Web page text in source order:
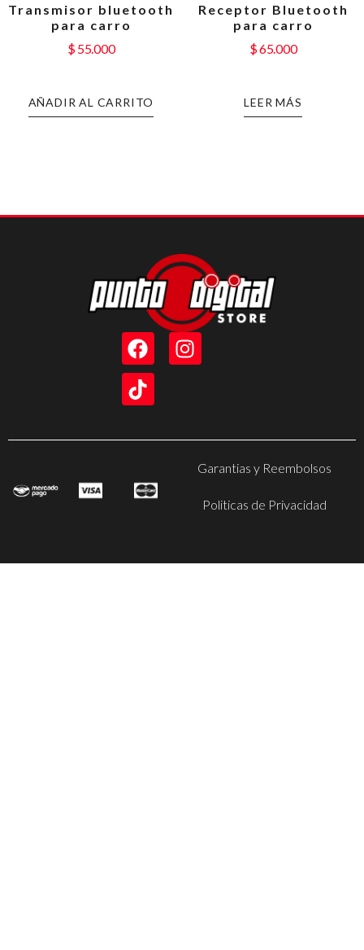
Transmisor bluetooth
para carro
$55.000
AÑADIR AL CARRITO
Receptor Bluetooth
para carro
$65.000
LEER MÁS
Garantias y Reembolsos
Politicas de Privacidad